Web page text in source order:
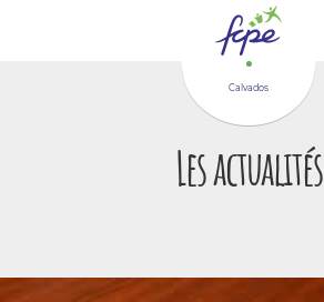
Calvados
Les actualités
Panneau de gestion des cookies